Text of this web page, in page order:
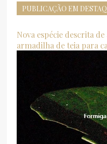
PUBLICAÇÃO EM
Nova espécie descrita
armadilha de teia para